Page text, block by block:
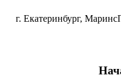
г. Екатеринбург,